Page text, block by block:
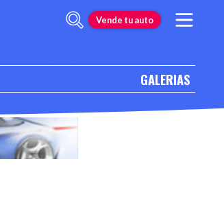
Vende tu auto
GALERIAS